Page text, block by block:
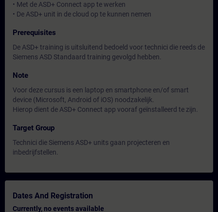
• Met de ASD+ Connect app te werken
• De ASD+ unit in de cloud op te kunnen nemen
Prerequisites
De ASD+ training is uitsluitend bedoeld voor technici die reeds de
Siemens ASD Standaard training gevolgd hebben.
Note
Voor deze cursus is een laptop en smartphone en/of smart
device (Microsoft, Android of iOS) noodzakelijk.
Hierop dient de ASD+ Connect app vooraf geïnstalleerd te zijn.
Target Group
Technici die Siemens ASD+ units gaan projecteren en
inbedrijfstellen.
Dates And Registration
Currently, no events available